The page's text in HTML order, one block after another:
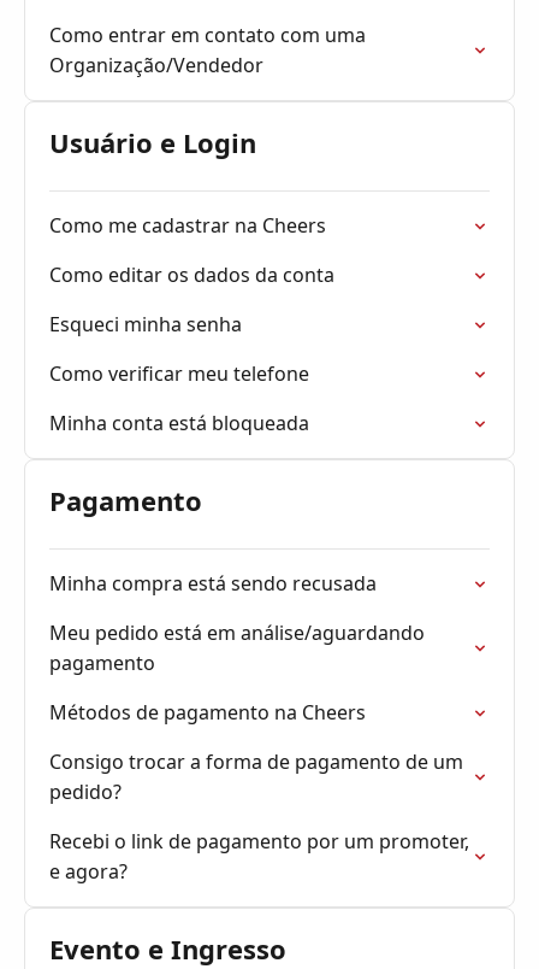
Como entrar em contato com uma
Organização/Vendedor
Usuário e Login
Como me cadastrar na Cheers
Como editar os dados da conta
Esqueci minha senha
Como verificar meu telefone
Minha conta está bloqueada
Pagamento
Minha compra está sendo recusada
Meu pedido está em análise/aguardando
pagamento
Métodos de pagamento na Cheers
Consigo trocar a forma de pagamento de um
pedido?
Recebi o link de pagamento por um promoter,
e agora?
Evento e Ingresso